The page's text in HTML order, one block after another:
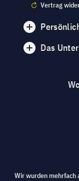
Vertrag
Das
Wir wurden mehrfach